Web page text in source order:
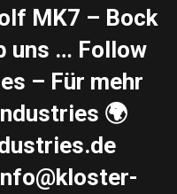
MK7 – Bock
uns … Follow
– Für mehr
🌍